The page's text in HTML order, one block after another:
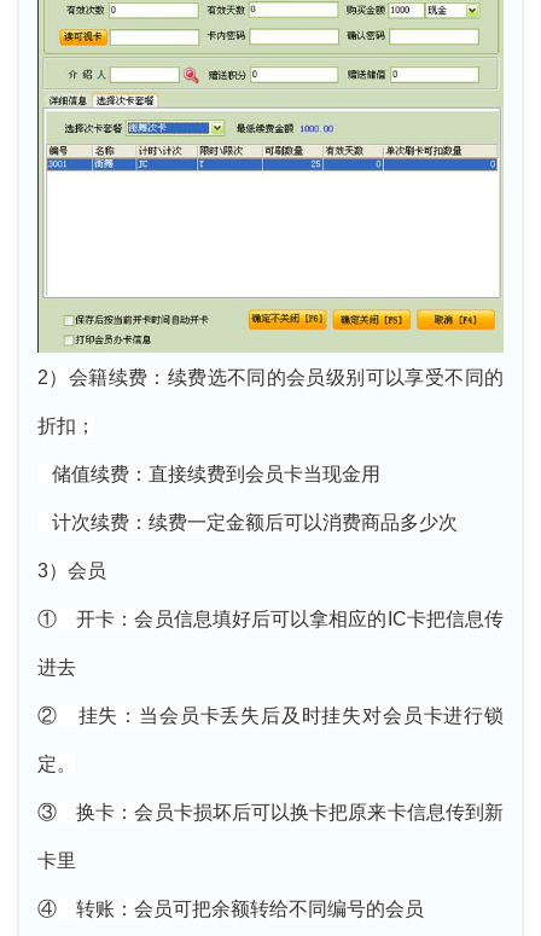
2）会籍续费：续费选不同的会员级别可以享受不同的
折扣；
储值续费：直接续费到会员卡当现金用
计次续费：续费一定金额后可以消费商品多少次
3）会员
① 开卡：会员信息填好后可以拿相应的IC卡把信息传
进去
② 挂失：当会员卡丢失后及时挂失对会员卡进行锁
定。
③ 换卡：会员卡损坏后可以换卡把原来卡信息传到新
卡里
④ 转账：会员可把余额转给不同编号的会员